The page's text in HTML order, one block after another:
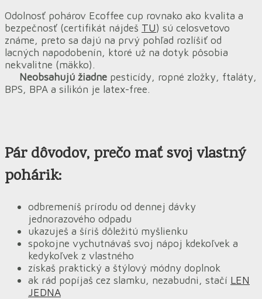
Odolnosť pohárov Ecoffee cup rovnako ako kvalita a
bezpečnosť (certifikát nájdeš TU) sú celosvetovo
známe, preto sa dajú na prvý pohľad rozlíšiť od
lacných napodobenín, ktoré už na dotyk pôsobia
nekvalitne (mäkko).
Neobsahujú žiadne pesticídy, ropné zložky, ftaláty,
BPS, BPA a silikón je latex-free.
Pár dôvodov, prečo mať svoj vlastný
pohárik:
odbremeníš prírodu od dennej dávky
jednorazového odpadu
ukazuješ a šíriš dôležitú myšlienku
spokojne vychutnávaš svoj nápoj kdekoľvek a
kedykoľvek z vlastného
získaš praktický a štýlový módny doplnok
ak rád popíjaš cez slamku, nezabudni, stačí LEN
JEDNA